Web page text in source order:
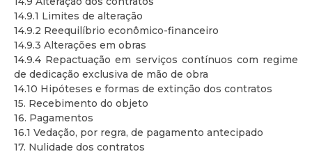
14.9.1 Limites de alteração
14.9.2 Reequilíbrio econômico-financeiro
14.9.3 Alterações em obras
14.9.4 Repactuação em serviços contínuos com regime
de dedicação exclusiva de mão de obra
14.10 Hipóteses e formas de extinção dos contratos
15. Recebimento do objeto
16. Pagamentos
16.1 Vedação, por regra, de pagamento antecipado
17. Nulidade dos contratos